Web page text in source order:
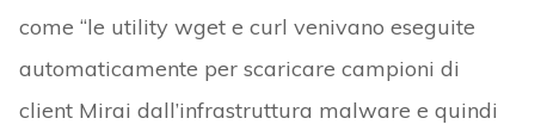
come “le utility wget e curl venivano eseguite
automaticamente per scaricare campioni di
client Mirai dall’infrastruttura malware e quindi